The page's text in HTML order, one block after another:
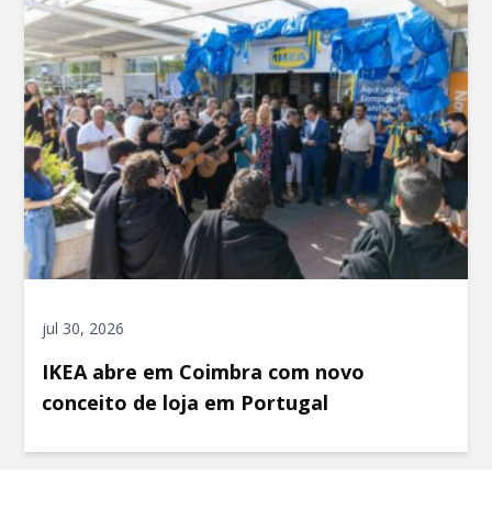
jul 30, 2026
IKEA abre em Coimbra com novo
conceito de loja em Portugal